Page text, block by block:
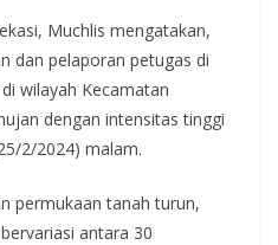
Muchlis mengatakan,
dan pelaporan petugas di
wilayah Kecamatan
dengan intensitas tinggi
2/2024) malam.
permukaan tanah turun,
antara 30